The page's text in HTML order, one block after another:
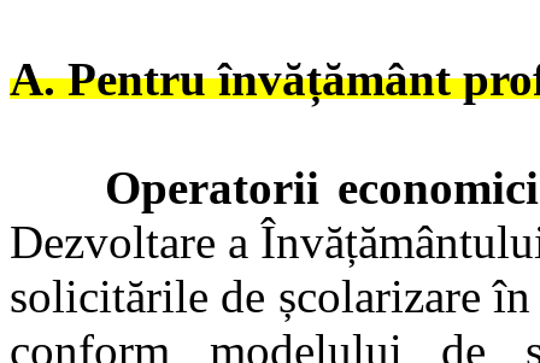
A. Pentru învățământ
Operatorii economici
Dezvoltare a
solicitările de școlarizare
conform modelului